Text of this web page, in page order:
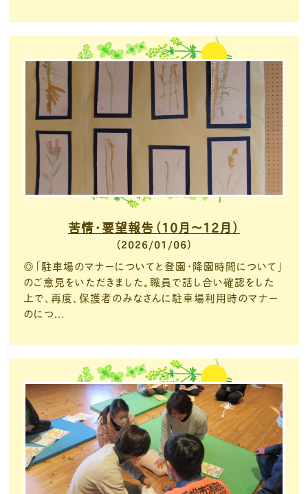
2026/01/06
苦情・要望報告（10月～12月）
◎「駐車場のマナーについてと登園・降園時間について」
のご意見をいただきました。職員で話し合い確認をした
上で、再度、保護者のみなさんに駐車場利用時のマナー
のにつ...